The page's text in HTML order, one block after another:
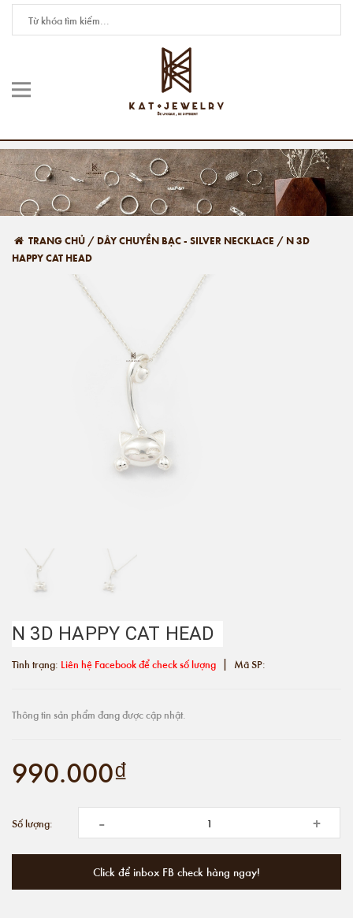
TRANG CHỦ / DÂY CHUYỀN BẠC - SILVER NECKLACE / N 3D
HAPPY CAT HEAD
N 3D HAPPY CAT HEAD
Tình trạng: Liên hệ Facebook để check số lượng | Mã SP:
Thông tin sản phẩm đang được cập nhật.
990.000₫
Số lượng: - +
Click để inbox FB check hàng ngay!